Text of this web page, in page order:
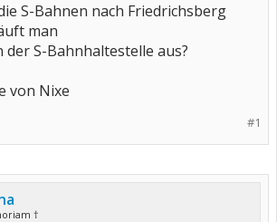
S-Bahnen nach Friedrichsberg
man
der S-Bahnhaltestelle aus?
von Nixe
#1
†